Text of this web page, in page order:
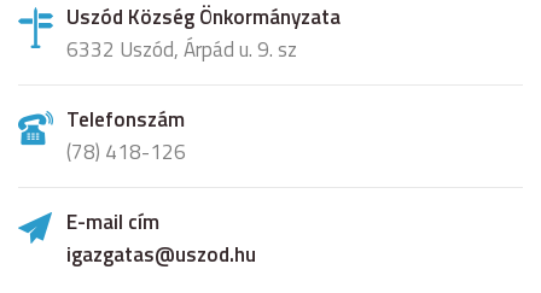
Uszód Község Önkormányzata
6332 Uszód, Árpád u. 9. sz
Telefonszám
(78) 418-126
E-mail cím
igazgatas@uszod.hu